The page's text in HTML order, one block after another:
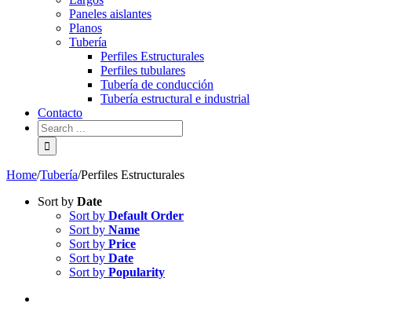
Paneles aislantes
Planos
Tubería
Perfiles Estructurales
Perfiles tubulares
Tubería de conducción
Tubería estructural e industrial
Contacto
Home/Tubería/Perfiles Estructurales
Sort by Date
Sort by Default Order
Sort by Name
Sort by Price
Sort by Date
Sort by Popularity